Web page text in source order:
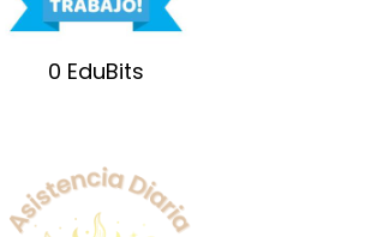
0 EduBits